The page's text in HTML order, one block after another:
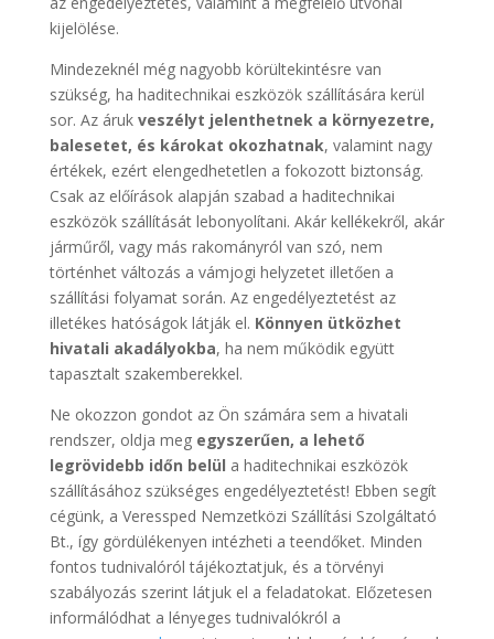
kijelölése.
Mindezeknél még nagyobb körültekintésre van
szükség, ha haditechnikai eszközök szállítására kerül
sor. Az áruk veszélyt jelenthetnek a környezetre,
balesetet, és károkat okozhatnak, valamint nagy
értékek, ezért elengedhetetlen a fokozott biztonság.
Csak az előírások alapján szabad a haditechnikai
eszközök szállítását lebonyolítani. Akár kellékekről, akár
járműről, vagy más rakományról van szó, nem
történhet változás a vámjogi helyzetet illetően a
szállítási folyamat során. Az engedélyeztetést az
illetékes hatóságok látják el. Könnyen ütközhet
hivatali akadályokba, ha nem működik együtt
tapasztalt szakemberekkel.
Ne okozzon gondot az Ön számára sem a hivatali
rendszer, oldja meg egyszerűen, a lehető
legrövidebb időn belül a haditechnikai eszközök
szállításához szükséges engedélyeztetést! Ebben segít
cégünk, a Veressped Nemzetközi Szállítási Szolgáltató
Bt., így gördülékenyen intézheti a teendőket. Minden
fontos tudnivalóról tájékoztatjuk, és a törvényi
szabályozás szerint látjuk el a feladatokat. Előzetesen
informálódhat a lényeges tudnivalókról a